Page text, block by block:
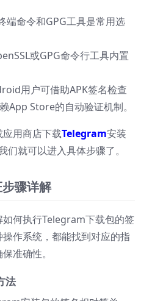
端命令和GPG工具是常用选
或GPG命令行工具内置
用户可借助APK签名检查
App Store的自动验证机制。
用商店下载Telegram安装
就可以进入具体步骤了。
骤详解
何执行Telegram下载包的签
作系统，都能找到对应的指
准确性。
法